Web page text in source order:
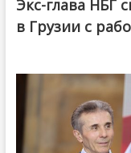
Экс-глава НБГ
в Грузии с